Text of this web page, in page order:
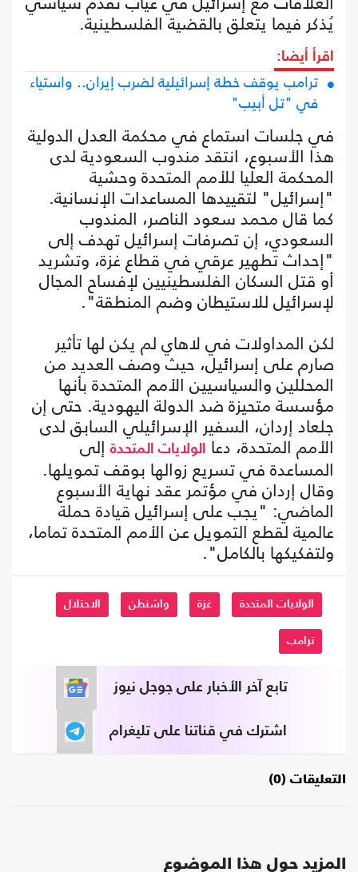
يُذكر فيما يتعلق بالقضية الفلسطينية.
اقرأ أيضا:
ترامب يوقف خطة إسرائيلية لضرب إيران.. واستياء
في "تل أبيب"
في جلسات استماع في محكمة العدل الدولية
هذا الأسبوع، انتقد مندوب السعودية لدى
المحكمة العليا للأمم المتحدة وحشية
"إسرائيل" لتقييدها المساعدات الإنسانية.
كما قال محمد سعود الناصر، المندوب
السعودي، إن تصرفات إسرائيل تهدف إلى
"إحداث تطهير عرقي في قطاع غزة، وتشريد
أو قتل السكان الفلسطينيين لإفساح المجال
لإسرائيل للاستيطان وضم المنطقة".
لكن المداولات في لاهاي لم يكن لها تأثير
صارم على إسرائيل، حيث وصف العديد من
المحللين والسياسيين الأمم المتحدة بأنها
مؤسسة متحيزة ضد الدولة اليهودية. حتى إن
جلعاد إردان، السفير الإسرائيلي السابق لدى
الأمم المتحدة، دعا الولايات المتحدة إلى
المساعدة في تسريع زوالها بوقف تمويلها.
وقال إردان في مؤتمر عقد نهاية الأسبوع
الماضي: "يجب على إسرائيل قيادة حملة
عالمية لقطع التمويل عن الأمم المتحدة تماما،
ولتفكيكها بالكامل".
الولايات المتحدة غزة واشنطن الاحتلال
ترامب
تابع آخر الأخبار على جوجل نيوز
اشترك في قناتنا على تليغرام
التعليقات (0)
المزيد حول هذا الموضوع